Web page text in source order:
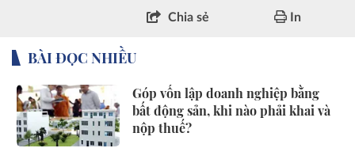
Chia sẻ In
BÀI ĐỌC NHIỀU
Góp vốn lập doanh nghiệp bằng
bất động sản, khi nào phải khai và
nộp thuế?